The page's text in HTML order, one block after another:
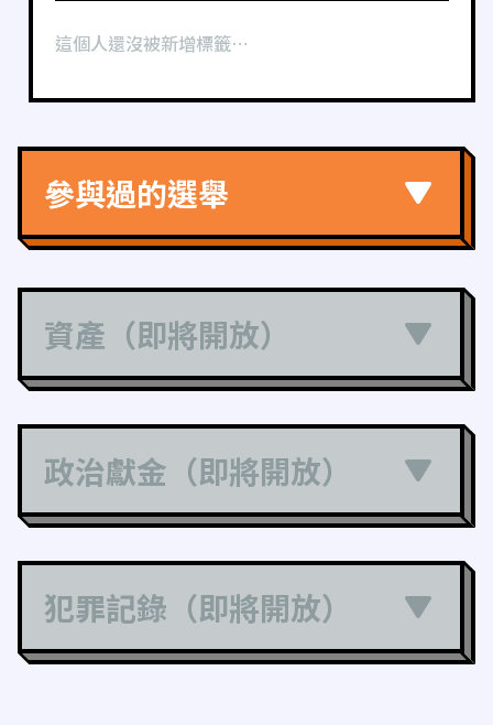
這個人還沒被新增標籤⋯
參與過的選舉
資產（即將開放）
政治獻金（即將開放）
犯罪記錄（即將開放）